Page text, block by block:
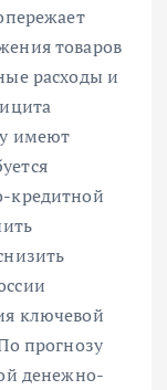
товаров
расходы и
имеют
кредитной
ключевой
прогнозу
денежно-